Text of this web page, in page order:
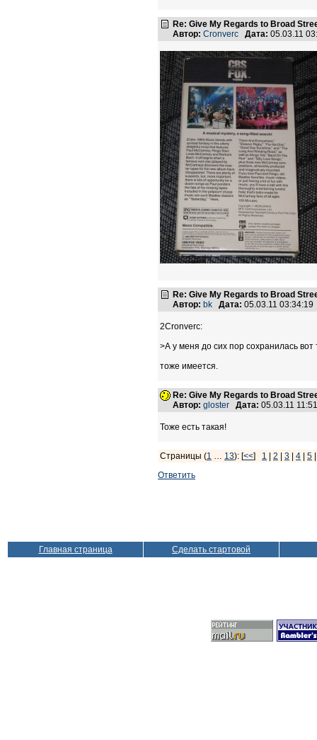
Re: Give My Regards to Broad
Автор: Cronverc Дата: 05.03.11
Re: Give My Regards to Broad
Автор: bk Дата: 05.03.11
2Cronverc:
>А у меня до сих пор сохранилась вот
тоже имеется.
Re: Give My Regards to Broad
Автор: gloster Дата: 05.03.11
Тоже есть такая!
Страницы (1 … 13): [<<] 1 2 3 4 5
Ответить
Главная страница Сделать стартовой